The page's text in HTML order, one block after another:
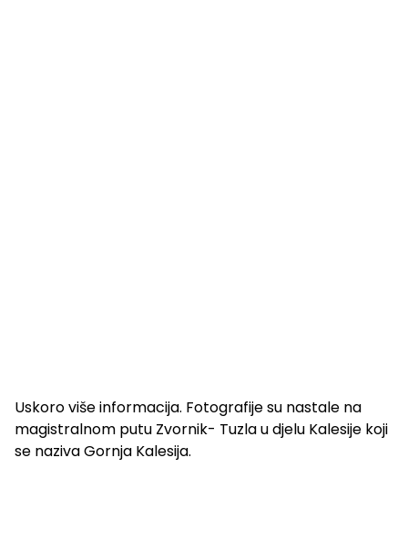
Uskoro više informacija. Fotografije su nastale na
magistralnom putu Zvornik- Tuzla u djelu Kalesije koji
se naziva Gornja Kalesija.